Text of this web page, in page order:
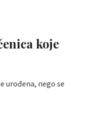
koje
urođena, nego se